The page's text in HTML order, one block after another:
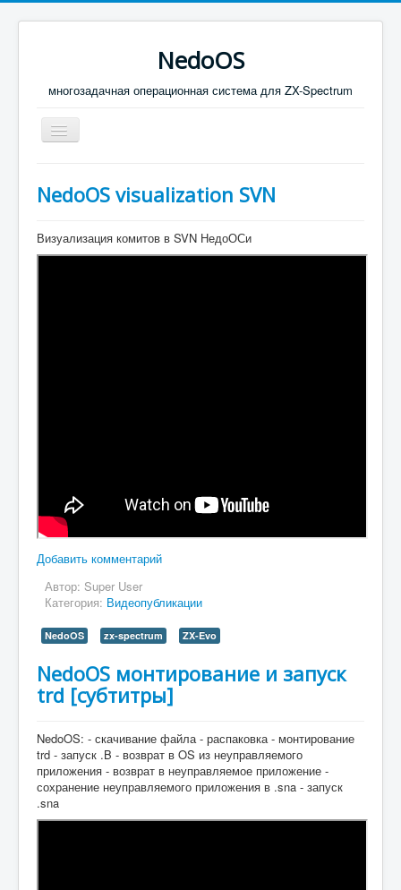
NedoOS
многозадачная операционная система для ZX-Spectrum
Включить/
выключить
ПУБЛИКАЦИИ В СЕТИ
СКАЧАТЬ
NedoOS visualization SVN
Визуализация комитов в SVN НедоОСи
Добавить комментарий
Автор: Super User
Категория: Видеопубликации
NedoOS zx-spectrum ZX-Evo
NedoOS монтирование и запуск
trd [субтитры]
NedoOS: - скачивание файла - распаковка - монтирование
trd - запуск .B - возврат в OS из неуправляемого
приложения - возврат в неуправляемое приложение -
сохранение неуправляемого приложения в .sna - запуск
.sna